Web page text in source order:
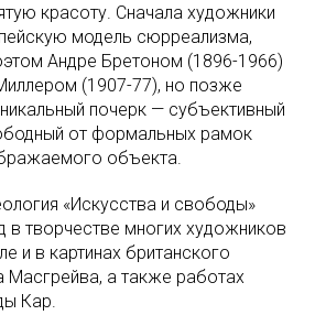
красоту. Сначала художники
модель сюрреализма,
Андре Бретоном (1896-1966)
(1907-77), но позже
почерк — субъективный
от формальных рамок
объекта.
«Искусства и свободы»
в творчестве многих художников
и в картинах британского
Масгрейва, а также работах
Кар.